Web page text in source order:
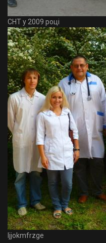
СНТ у 2009 році
Ijjokmfrzge